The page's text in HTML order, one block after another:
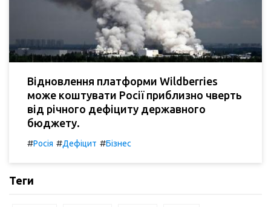
Відновлення платформи Wildberries
може коштувати Росії приблизно чверть
від річного дефіциту державного
бюджету.
#Росія #Дефіцит #Бізнес
Теги